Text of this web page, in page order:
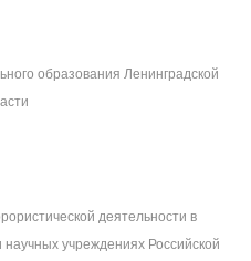
образования Ленинградской
деятельности в
учреждениях Российской